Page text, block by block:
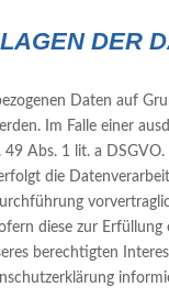
DER
Daten auf
Im Falle einer
Abs. 1 lit. a
die
diese zur
berechtigten